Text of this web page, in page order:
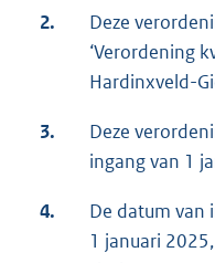
2.
Deze
‘Verordening
Hardinxveld-
3.
Deze
ingang van 1
4.
De datum van
1 januari